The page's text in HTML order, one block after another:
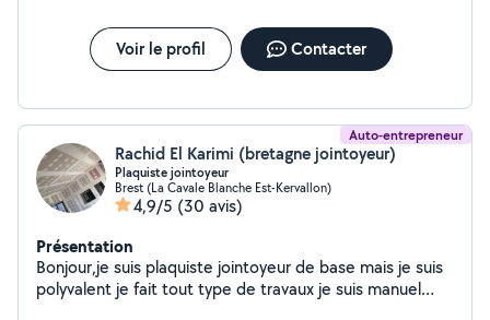
Voir le profil Contacter
Auto-entrepreneur
Rachid El Karimi (bretagne jointoyeur)
Plaquiste jointoyeur
Brest (La Cavale Blanche Est-Kervallon)
4,9/5 (30 avis)
Présentation
Bonjour,je suis plaquiste jointoyeur de base mais je suis
polyvalent je fait tout type de travaux je suis manuel